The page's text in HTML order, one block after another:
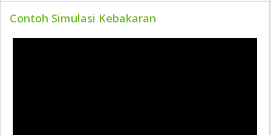
Contoh Simulasi Kebakaran